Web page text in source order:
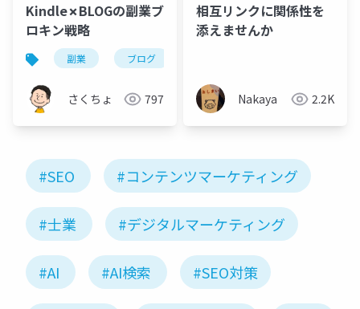
Kindle✗BLOGの副業ブ
ロキン戦略
副業 ブログ
さくちょ 797
相互リンクに関係性を
添えませんか
Nakaya 2.2K
#SEO #コンテンツマーケティング
#士業 #デジタルマーケティング
#AI #AI検索 #SEO対策